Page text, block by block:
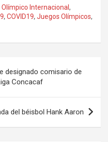
Internacional,
, COVID19, Juegos Olímpicos,
designado comisario de
Concacaf
del béisbol Hank Aaron